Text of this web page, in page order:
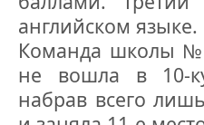
английском языке.
Команда школы
не вошла в 10-
набрав всего